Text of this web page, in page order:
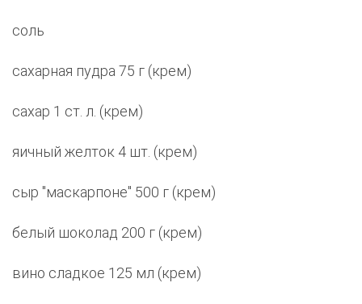
соль
сахарная пудра 75 г (крем)
сахар 1 ст. л. (крем)
яичный желток 4 шт. (крем)
сыр "маскарпоне" 500 г (крем)
белый шоколад 200 г (крем)
вино сладкое 125 мл (крем)